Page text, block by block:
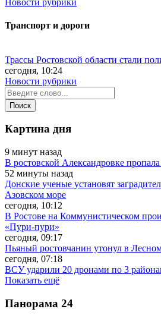
Новости рубрики
Транспорт и дороги
Трассы Ростовской области стали
сегодня, 10:24
Новости рубрики
Картина дня
9 минут назад
В ростовской Александровке пропала
52 минуты назад
Донские ученые установят
Азовском море
сегодня, 10:12
В Ростове на Коммунистическом
«Пури-пури»
сегодня, 09:17
Пьяный ростовчанин утонул в
сегодня, 07:18
ВСУ ударили 20 дронами по 3
Показать ещё
Панорама 24